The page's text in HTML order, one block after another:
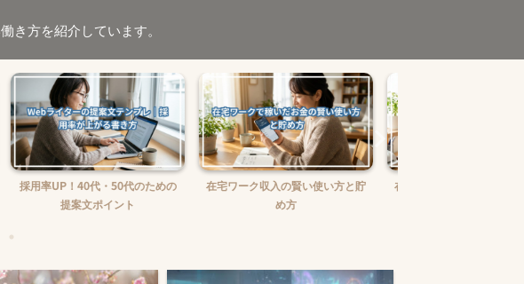
き方を紹介しています。
在宅ワーク収入の賢い使い方と貯
め方
在宅ワークで報酬未払いに困った
時の対処法